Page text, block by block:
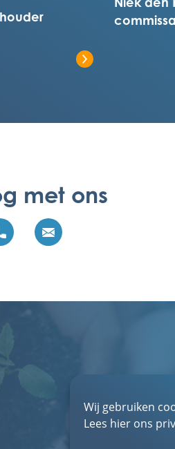
Wij gebruiken
Lees hier ons
met ons